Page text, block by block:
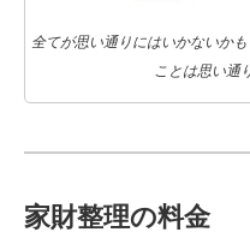
全てが思い通りにはいかないか
ことは思い通
家財整理の料金